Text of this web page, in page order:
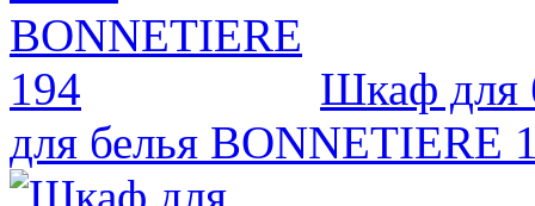
Шкаф для
для белья BONNETIERE